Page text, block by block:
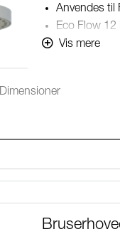
Anvendes til
Eco Flow 12
Med kugleled.
Vis mere
Dimensioner